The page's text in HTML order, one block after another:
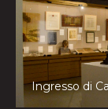
Ingresso di